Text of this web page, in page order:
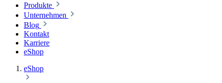
Produkte
Unternehmen
Blog
Kontakt
Karriere
eShop
eShop